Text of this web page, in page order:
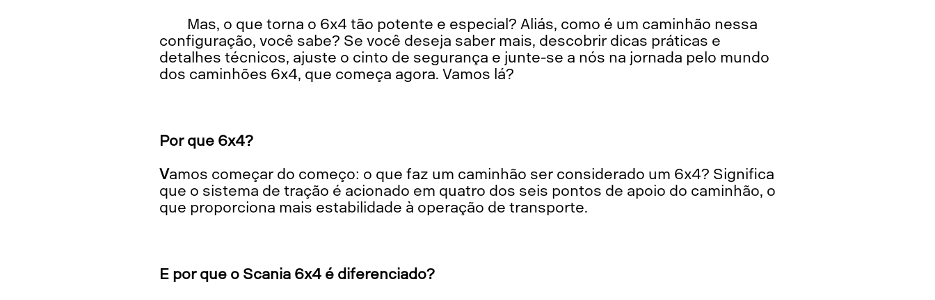
Mas, o que torna o 6x4 tão potente e especial? Aliás, como é um caminhão nessa
configuração, você sabe? Se você deseja saber mais, descobrir dicas práticas e
detalhes técnicos, ajuste o cinto de segurança e junte-se a nós na jornada pelo mundo
dos caminhões 6x4, que começa agora. Vamos lá?
Por que 6x4?
Vamos começar do começo: o que faz um caminhão ser considerado um 6x4? Significa
que o sistema de tração é acionado em quatro dos seis pontos de apoio do caminhão, o
que proporciona mais estabilidade à operação de transporte.
E por que o Scania 6x4 é diferenciado?